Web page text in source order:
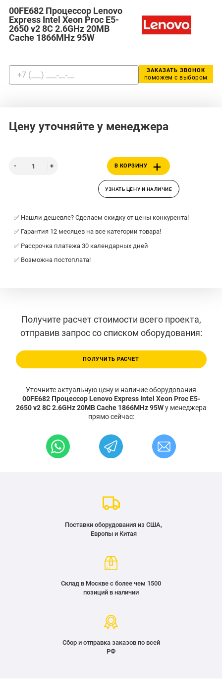
00FE682 Процессор Lenovo
Express Intel Xeon Proc E5-
2650 v2 8C 2.6GHz 20MB
Cache 1866MHz 95W
ЗАКАЗАТЬ ЗВОНОК
поможем с выбором
Цену уточняйте у менеджера
В КОРЗИНУ
УЗНАТЬ ЦЕНУ И НАЛИЧИЕ
✅ Нашли дешевле? Сделаем скидку от цены конкурента!
✅ Гарантия 12 месяцев на все категории товара!
✅ Рассрочка платежа 30 календарных дней
✅ Возможна постоплата!
Получите расчет стоимости всего проекта,
отправив запрос со списком оборудования:
ПОЛУЧИТЬ РАСЧЕТ
Уточните актуальную цену и наличие оборудования
00FE682 Процессор Lenovo Express Intel Xeon Proc E5-
2650 v2 8C 2.6GHz 20MB Cache 1866MHz 95Wу менеджера
прямо сейчас:
Поставки оборудования из США,
Европы и Китая
Склад в Москве с более чем 1500
позиций в наличии
Сбор и отправка заказов по всей
РФ